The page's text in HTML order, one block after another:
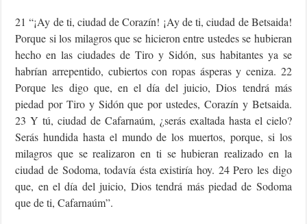
21 “¡Ay de ti, ciudad de Corazín! ¡Ay de ti, ciudad de Betsaida!
Porque si los milagros que se hicieron entre ustedes se hubieran
hecho en las ciudades de Tiro y Sidón, sus habitantes ya se
habrían arrepentido, cubiertos con ropas ásperas y ceniza. 22
Porque les digo que, en el día del juicio, Dios tendrá más
piedad por Tiro y Sidón que por ustedes, Corazín y Betsaida.
23 Y tú, ciudad de Cafarnaúm, ¿serás exaltada hasta el cielo?
Serás hundida hasta el mundo de los muertos, porque, si los
milagros que se realizaron en ti se hubieran realizado en la
ciudad de Sodoma, todavía ésta existiría hoy. 24 Pero les digo
que, en el día del juicio, Dios tendrá más piedad de Sodoma
que de ti, Cafarnaúm”.